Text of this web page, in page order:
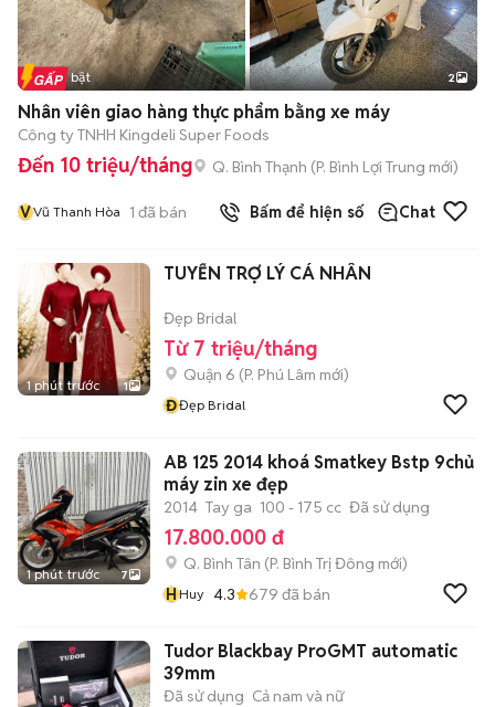
Tin nổi bật 2
Nhân viên giao hàng thực phẩm bằng xe máy
Công ty TNHH Kingdeli Super Foods
Đến 10 triệu/tháng Q. Bình Thạnh (P. Bình Lợi Trung mới)
VVũ Thanh Hòa 1 đã bán Bấm để hiện số Chat
1 phút trước 1
TUYỂN TRỢ LÝ CÁ NHÂN
Đẹp Bridal
Từ 7 triệu/tháng
Quận 6 (P. Phú Lâm mới)
ĐĐẹp Bridal
1 phút trước 7
AB 125 2014 khoá Smatkey Bstp 9chủ
máy zin xe đẹp
2014 Tay ga 100 - 175 cc Đã sử dụng
17.800.000 đ
Q. Bình Tân (P. Bình Trị Đông mới)
HHuy 4.3 679 đã bán
Tudor Blackbay ProGMT automatic
39mm
Đã sử dụng Cả nam và nữ